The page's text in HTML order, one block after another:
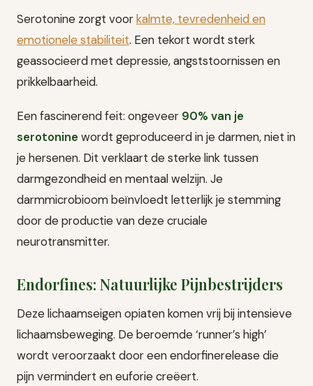
Serotonine zorgt voorkalmte, tevredenheid en
emotionele stabiliteit. Een tekort wordt sterk
geassocieerd met depressie, angststoornissen en
prikkelbaarheid.
Een fascinerend feit: ongeveer 90% van je
serotonine wordt geproduceerd in je darmen, niet in
je hersenen. Dit verklaart de sterke link tussen
darmgezondheid en mentaal welzijn. Je
darmmicrobioom beïnvloedt letterlijk je stemming
door de productie van deze cruciale
neurotransmitter.
Endorfines: Natuurlijke Pijnbestrijders
Deze lichaamseigen opiaten komen vrij bij intensieve
lichaamsbeweging. De beroemde ‘runner’s high’
wordt veroorzaakt door een endorfinerelease die
pijn vermindert en euforie creëert.